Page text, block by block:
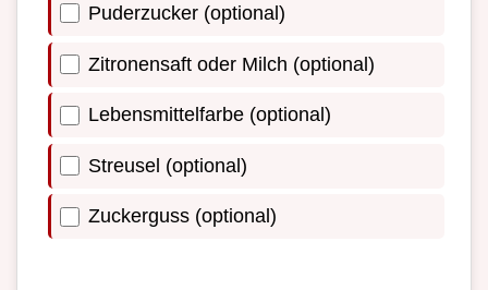
Puderzucker (optional)
Zitronensaft oder Milch (optional)
Lebensmittelfarbe (optional)
Streusel (optional)
Zuckerguss (optional)